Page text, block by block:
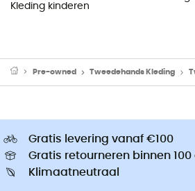
Kleding kinderen
Pre-owned Tweedehands Kleding
Gratis levering vanaf €100
Gratis retourneren binnen
Klimaatneutraal